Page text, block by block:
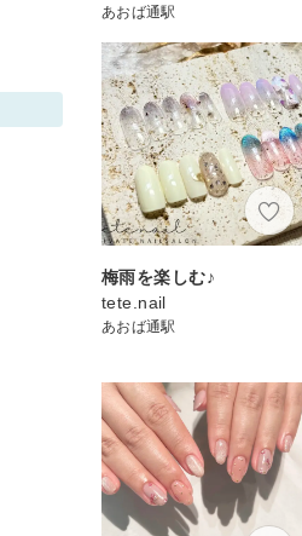
あおば通駅
梅雨を楽しむ♪
tete.nail
あおば通駅